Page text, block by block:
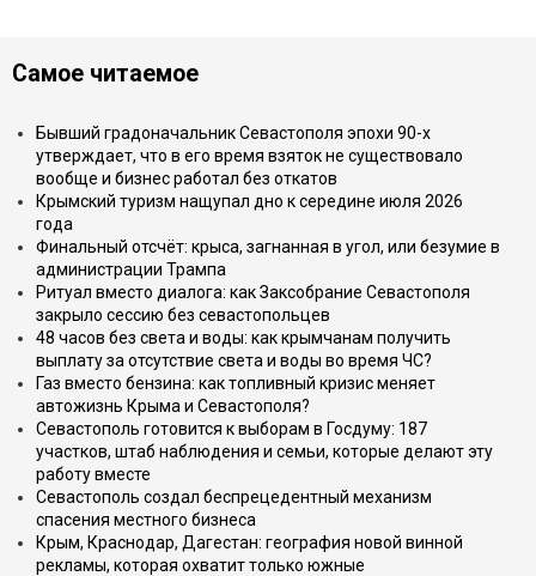
Самое читаемое
Бывший градоначальник Севастополя эпохи 90-х
утверждает, что в его время взяток не существовало
вообще и бизнес работал без откатов
Крымский туризм нащупал дно к середине июля 2026
года
Финальный отсчёт: крыса, загнанная в угол, или безумие в
администрации Трампа
Ритуал вместо диалога: как Заксобрание Севастополя
закрыло сессию без севастопольцев
48 часов без света и воды: как крымчанам получить
выплату за отсутствие света и воды во время ЧС?
Газ вместо бензина: как топливный кризис меняет
автожизнь Крыма и Севастополя?
Севастополь готовится к выборам в Госдуму: 187
участков, штаб наблюдения и семьи, которые делают эту
работу вместе
Севастополь создал беспрецедентный механизм
спасения местного бизнеса
Крым, Краснодар, Дагестан: география новой винной
рекламы, которая охватит только южные